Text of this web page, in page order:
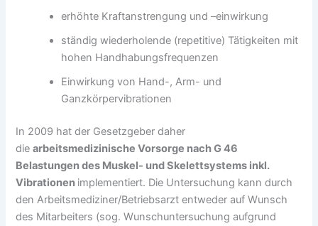
erhöhte Kraftanstrengung und –einwirkung
ständig wiederholende (repetitive) Tätigkeiten mit
hohen Handhabungsfrequenzen
Einwirkung von Hand-, Arm- und
Ganzkörpervibrationen
In 2009 hat der Gesetzgeber daher
diearbeitsmedizinische Vorsorge nach G 46
Belastungen des Muskel- und Skelettsystems inkl.
Vibrationen implementiert. Die Untersuchung kann durch
den Arbeitsmediziner/Betriebsarzt entweder auf Wunsch
des Mitarbeiters (sog. Wunschuntersuchung aufgrund